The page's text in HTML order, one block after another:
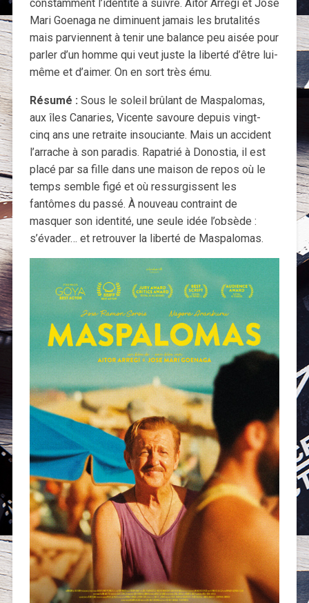
constamment l’identité à suivre. Aitor Arregi et José
Mari Goenaga ne diminuent jamais les brutalités
mais parviennent à tenir une balance peu aisée pour
parler d’un homme qui veut juste la liberté d’être lui-
même et d’aimer. On en sort très ému.
Résumé : Sous le soleil brûlant de Maspalomas,
aux îles Canaries, Vicente savoure depuis vingt-
cinq ans une retraite insouciante. Mais un accident
l’arrache à son paradis. Rapatrié à Donostia, il est
placé par sa fille dans une maison de repos où le
temps semble figé et où ressurgissent les
fantômes du passé. À nouveau contraint de
masquer son identité, une seule idée l’obsède :
s’évader… et retrouver la liberté de Maspalomas.